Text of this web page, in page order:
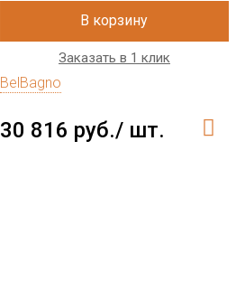
В корзину
Заказать в 1 клик
BelBagno
30 816 руб./ шт.